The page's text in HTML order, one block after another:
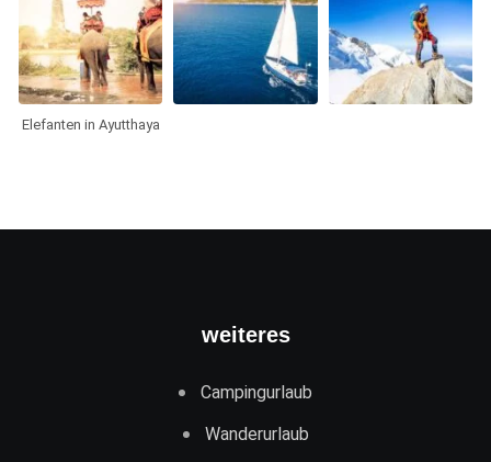
Elefanten in Ayutthaya
weiteres
Campingurlaub
Wanderurlaub